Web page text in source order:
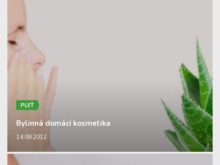
PLEŤ
Bylinná domácí kosmetika
14.08.2012